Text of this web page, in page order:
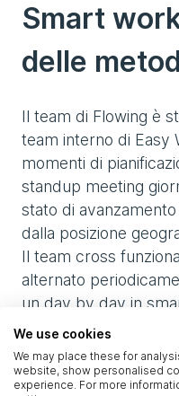
Smart
delle
Il team di Flowing è
team interno di Easy
momenti di
standup meeting
stato di
dalla posizione
Il team cross
alternato
un day by day in
Nello svolgimento
abbiamo fatto uso di
We use cookies
We may place these for
website, show personalised
experience. For more